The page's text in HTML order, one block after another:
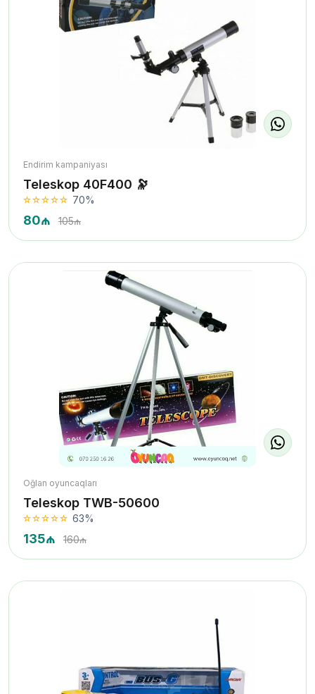
Endirim kampaniyası
Teleskop 40F400 🔭
70%
80₼ 105₼
Oğlan oyuncaqları
Teleskop TWB-50600
63%
135₼ 160₼